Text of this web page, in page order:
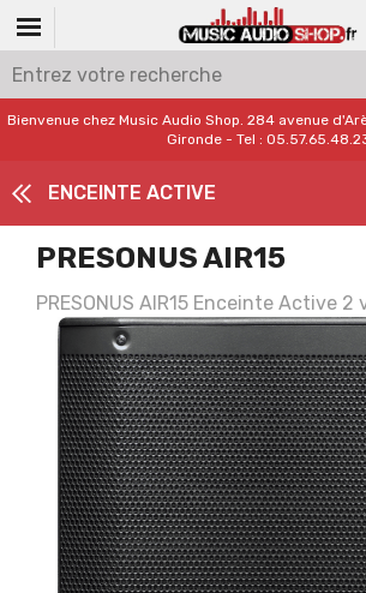
Bienvenue chez Music Audio Shop. 284 avenue
Gironde - Tel :
ENCEINTE ACTIVE
PRESONUS AIR15
PRESONUS AIR15 Enceinte Active 2